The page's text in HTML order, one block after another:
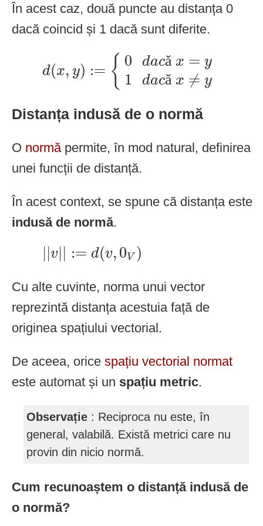
În acest caz, două puncte au distanța 0
dacă coincid și 1 dacă sunt diferite.
d(x, y) := { 0 dacă x = y
1 dacă x ≠ y
da că = 1
Distanța indusă de o normă
O normă permite, în mod natural, definirea
unei funcții de distanță.
În acest context, se spune că distanța este
indusă de normă.
||v|| := d(v,0V )
v (v V
Cu alte cuvinte, norma unui vector
reprezintă distanța acestuia față de
originea spațiului vectorial.
De aceea, orice spațiu vectorial normat
este automat și un spațiu metric.
Observație : Reciproca nu este, în
general, valabilă. Există metrici care nu
provin din nicio normă.
Cum recunoaștem o distanță indusă de
o normă?